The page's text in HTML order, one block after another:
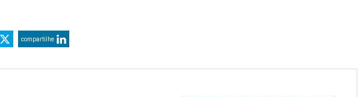
compartilhe